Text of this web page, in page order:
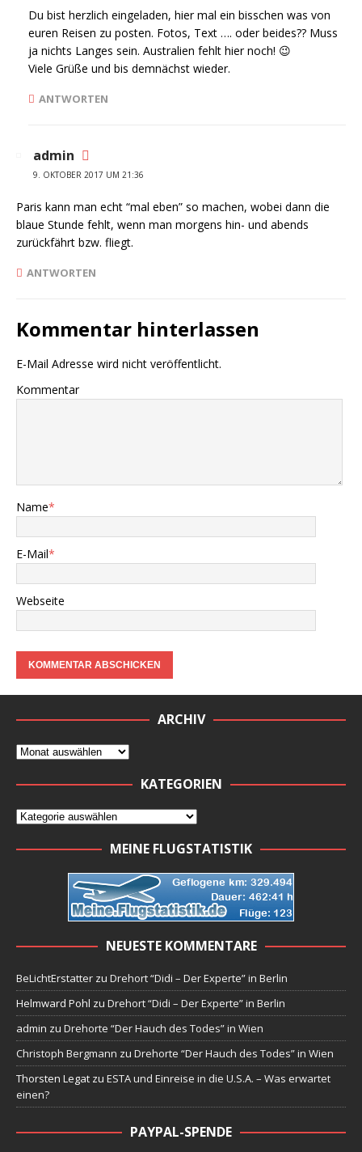
Du bist herzlich eingeladen, hier mal ein bisschen was von
euren Reisen zu posten. Fotos, Text …. oder beides?? Muss
ja nichts Langes sein. Australien fehlt hier noch! 😉
Viele Grüße und bis demnächst wieder.
ANTWORTEN
admin
9. OKTOBER 2017 UM 21:36
Paris kann man echt “mal eben” so machen, wobei dann die
blaue Stunde fehlt, wenn man morgens hin- und abends
zurückfährt bzw. fliegt.
ANTWORTEN
Kommentar hinterlassen
E-Mail Adresse wird nicht veröffentlicht.
Kommentar
Name*
E-Mail*
Webseite
ARCHIV
KATEGORIEN
MEINE FLUGSTATISTIK
NEUESTE KOMMENTARE
BeLichtErstatter zu Drehort “Didi – Der Experte” in Berlin
Helmward Pohl zu Drehort “Didi – Der Experte” in Berlin
admin zu Drehorte “Der Hauch des Todes” in Wien
Christoph Bergmann zu Drehorte “Der Hauch des Todes” in Wien
Thorsten Legat zu ESTA und Einreise in die U.S.A. – Was erwartet
einen?
PAYPAL-SPENDE